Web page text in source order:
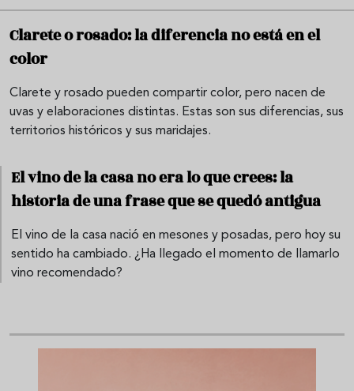
Clarete o rosado: la diferencia no está en el
color
Clarete y rosado pueden compartir color, pero nacen de
uvas y elaboraciones distintas. Estas son sus diferencias, sus
territorios históricos y sus maridajes.
El vino de la casa no era lo que crees: la
historia de una frase que se quedó antigua
El vino de la casa nació en mesones y posadas, pero hoy su
sentido ha cambiado. ¿Ha llegado el momento de llamarlo
vino recomendado?